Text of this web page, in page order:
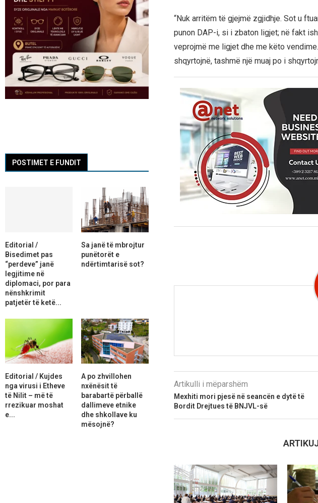
“Nuk arritëm të gjejmë zgjidhje. Sot u
punon DAP-i, si i zbaton ligjet; në fakt
veprojmë me ligjet dhe me këto
shqyrtojnë, tashmë një muaj po i
Artikulli i mëparshëm
Mexhiti mori pjesë në seancën e dytë të
Bordit Drejtues të BNJVL-së
POSTIMET E FUNDIT
Editorial /
Bisedimet pas
“perdeve” janë
legjitime në
diplomaci, por para
nënshkrimit
patjetër të ketë...
Sa janë të mbrojtur
punëtorët e
ndërtimtarisë sot?
Editorial / Kujdes
nga virusi i Etheve
të Nilit – më të
rrezikuar moshat
e...
A po zhvillohen
nxënësit të
barabartë përballë
dallimeve etnike
dhe shkollave ku
mësojnë?